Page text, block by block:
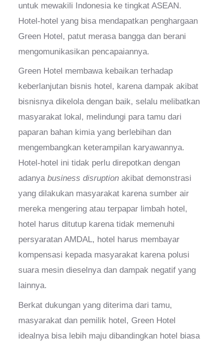
untuk mewakili Indonesia ke tingkat ASEAN.
Hotel-hotel yang bisa mendapatkan penghargaan
Green Hotel, patut merasa bangga dan berani
mengomunikasikan pencapaiannya.
Green Hotel membawa kebaikan terhadap
keberlanjutan bisnis hotel, karena dampak akibat
bisnisnya dikelola dengan baik, selalu melibatkan
masyarakat lokal, melindungi para tamu dari
paparan bahan kimia yang berlebihan dan
mengembangkan keterampilan karyawannya.
Hotel-hotel ini tidak perlu direpotkan dengan
adanya business disruption akibat demonstrasi
yang dilakukan masyarakat karena sumber air
mereka mengering atau terpapar limbah hotel,
hotel harus ditutup karena tidak memenuhi
persyaratan AMDAL, hotel harus membayar
kompensasi kepada masyarakat karena polusi
suara mesin dieselnya dan dampak negatif yang
lainnya.
Berkat dukungan yang diterima dari tamu,
masyarakat dan pemilik hotel, Green Hotel
idealnya bisa lebih maju dibandingkan hotel biasa